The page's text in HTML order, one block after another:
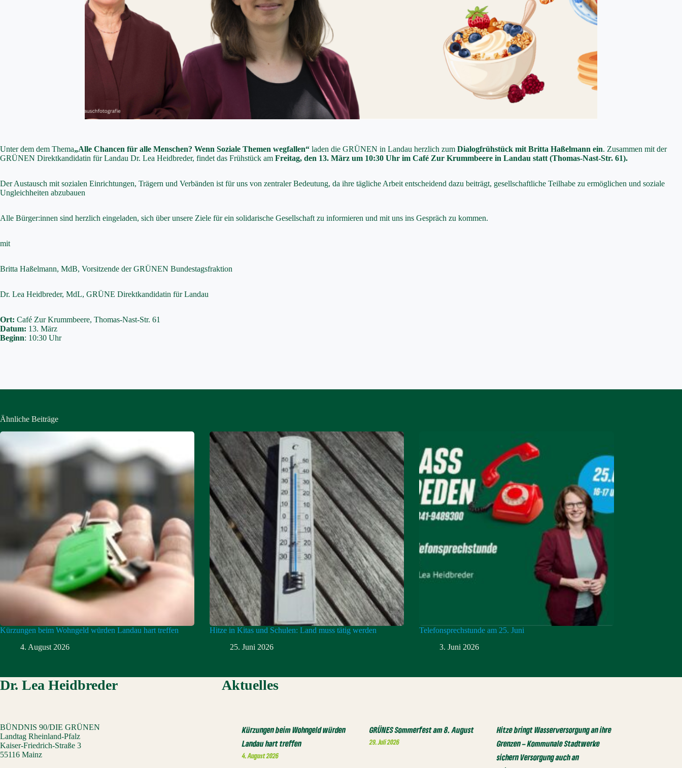
Unter dem dem Thema„Alle Chancen für alle Menschen? Wenn Soziale Themen wegfallen“ laden die GRÜNEN in Landau herzlich zum Dialogfrühstück mit Britta Haßelmann ein. Zusammen mit der
GRÜNEN Direktkandidatin für Landau Dr. Lea Heidbreder, findet das Frühstück am Freitag, den 13. März um 10:30 Uhr im Café Zur Krummbeere in Landau statt (Thomas-Nast-Str. 61).
Der Austausch mit sozialen Einrichtungen, Trägern und Verbänden ist für uns von zentraler Bedeutung, da ihre tägliche Arbeit entscheidend dazu beiträgt, gesellschaftliche Teilhabe zu ermöglichen und soziale
Ungleichheiten abzubauen
Alle Bürger:innen sind herzlich eingeladen, sich über unsere Ziele für ein solidarische Gesellschaft zu informieren und mit uns ins Gespräch zu kommen.
mit
Britta Haßelmann, MdB, Vorsitzende der GRÜNEN Bundestagsfraktion
Dr. Lea Heidbreder, MdL, GRÜNE Direktkandidatin für Landau
Ort: Café Zur Krummbeere, Thomas-Nast-Str. 61
Datum: 13. März
Beginn: 10:30 Uhr
Ähnliche Beiträge
Kürzungen beim Wohngeld würden Landau hart treffen
4. August 2026
Hitze in Kitas und Schulen: Land muss tätig werden
25. Juni 2026
Telefonsprechstunde am 25. Juni
3. Juni 2026
Dr. Lea Heidbreder
BÜNDNIS 90/DIE GRÜNEN
Landtag Rheinland-Pfalz
Kaiser-Friedrich-Straße 3
55116 Mainz
Aktuelles
Kürzungen beim Wohngeld würden
Landau hart treffen
4. August 2026
GRÜNES Sommerfest am 8. August
29. Juli 2026
Hitze bringt Wasserversorgung an ihre
Grenzen – Kommunale Stadtwerke
sichern Versorgung auch an